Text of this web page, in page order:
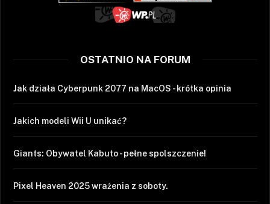
OSTATNIO NA FORUM
Jak działa Cyberpunk 2077 na MacOS - krótka opinia
Jakich modeli Wii U unikać?
Giants: Obywatel Kabuto - pełne spolszczenie!
Pixel Heaven 2025 wrażenia z soboty.